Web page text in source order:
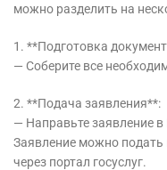
можно разделить на
1. **Подготовка
— Соберите все
2. **Подача заявления**:
— Направьте заявление
Заявление можно подать
через портал госуслуг.